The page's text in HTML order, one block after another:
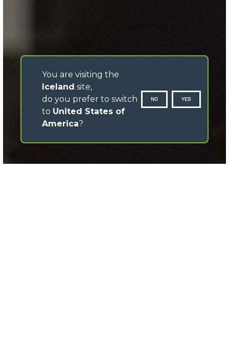
You are visiting the
Iceland site,
do you prefer to switch
to United States of
America?
NO YES